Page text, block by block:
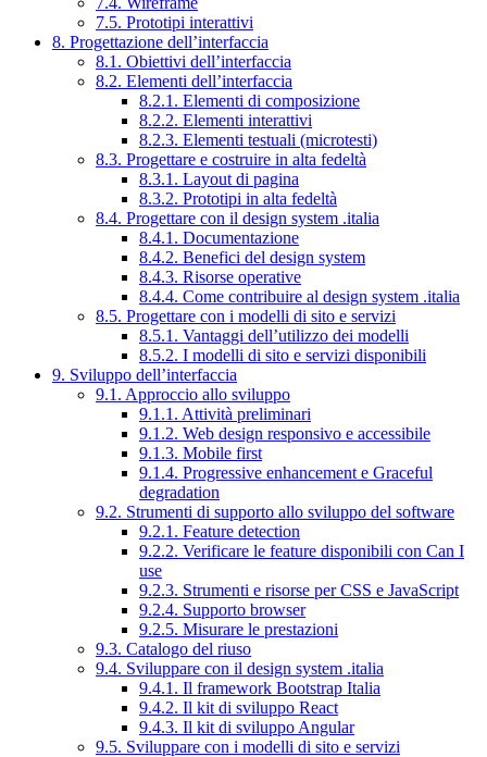
7.5. Prototipi interattivi
8. Progettazione dell’interfaccia
8.1. Obiettivi dell’interfaccia
8.2. Elementi dell’interfaccia
8.2.1. Elementi di composizione
8.2.2. Elementi interattivi
8.2.3. Elementi testuali (microtesti)
8.3. Progettare e costruire in alta fedeltà
8.3.1. Layout di pagina
8.3.2. Prototipi in alta fedeltà
8.4. Progettare con il design system .italia
8.4.1. Documentazione
8.4.2. Benefici del design system
8.4.3. Risorse operative
8.4.4. Come contribuire al design system .italia
8.5. Progettare con i modelli di sito e servizi
8.5.1. Vantaggi dell’utilizzo dei modelli
8.5.2. I modelli di sito e servizi disponibili
9. Sviluppo dell’interfaccia
9.1. Approccio allo sviluppo
9.1.1. Attività preliminari
9.1.2. Web design responsivo e accessibile
9.1.3. Mobile first
9.1.4. Progressive enhancement e Graceful
degradation
9.2. Strumenti di supporto allo sviluppo del software
9.2.1. Feature detection
9.2.2. Verificare le feature disponibili con Can I
use
9.2.3. Strumenti e risorse per CSS e JavaScript
9.2.4. Supporto browser
9.2.5. Misurare le prestazioni
9.3. Catalogo del riuso
9.4. Sviluppare con il design system .italia
9.4.1. Il framework Bootstrap Italia
9.4.2. Il kit di sviluppo React
9.4.3. Il kit di sviluppo Angular
9.5. Sviluppare con i modelli di sito e servizi